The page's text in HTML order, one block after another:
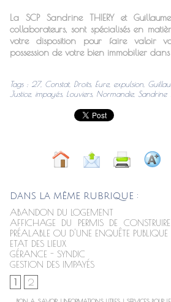
La SCP Sandrine THIERY et
collaborateurs, sont spécialisés en
votre disposition pour faire valoir
possession de votre bien immobilier
Tags: 27, Constat, Droits, Eure, expulsion
Justice, impayés, Louviers, Normandie, Sandrine
DANS LA MÊME RUBRIQUE :
ABANDON DU LOGEMENT
AFFICHAGE DU PERMIS DE
PRÉALABLE OU D'UNE ENQUÊTE PUBLIQUE
ETAT DES LIEUX
GÉRANCE - SYNDIC
GESTION DES IMPAYÉS
1
2